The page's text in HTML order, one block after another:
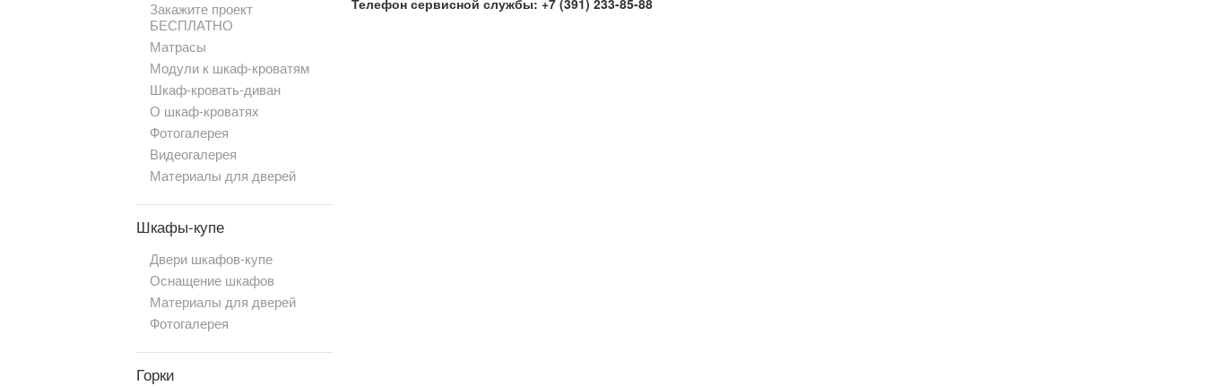
Закажите проект
БЕСПЛАТНО
Матрасы
Модули к шкаф-кроватям
Шкаф-кровать-диван
О шкаф-кроватях
Фотогалерея
Видеогалерея
Материалы для дверей
Шкафы-купе
Двери шкафов-купе
Оснащение шкафов
Материалы для дверей
Фотогалерея
Горки